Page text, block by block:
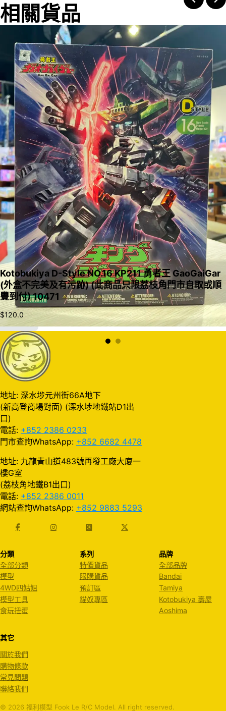
相關貨品
入購物車
Kotobukiya D-Style NO.16 KP211 勇者王 GaoGaiGar
(外盒不完美及有污跡) (此商品只限荔枝角門市自取或順
豐到付) 10471
$120.0
地址: 深水埗元州街66A地下
(新高登商場對面) (深水埗地鐵站D1出
口)
電話: +852 2386 0233
門市查詢WhatsApp: +852 6682 4478
地址: 九龍青山道483號再發工廠大廈一
樓G室
(荔枝角地鐵B1出口)
電話: +852 2386 0011
網站查詢WhatsApp: +852 9883 5293
分類
全部分類
模型
4WD四姑姐
模型工具
食玩扭蛋
系列
特價貨品
限購貨品
預訂區
貓奴專區
品牌
全部品牌
Bandai
Tamiya
Kotobukiya 壽屋
Aoshima
其它
關於我們
購物條款
常見問題
聯絡我們
© 2026 福利模型 Fook Le R/C Model. All right reserved.